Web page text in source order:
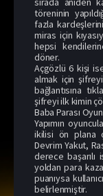
töreninin
fazla
miras için
hepsi
döner.
Açgözlü 6 kişi
almak için
bağlantısına
şifreyi ilk kimin
Baba Parası
Yapımın
ikilisi ön plana
Devrim Yakut,
derece başarılı
yoldan para
puanıysa
belirlenmiştir.